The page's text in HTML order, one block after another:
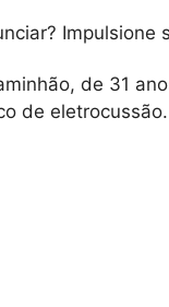
Impulsione
de 31
de eletrocussão.